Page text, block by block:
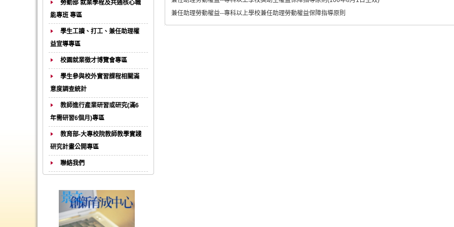
勞動部 就業學程及共通核心職
能專班 專區
學生工讀、打工、兼任助理權
益宣導專區
校園就業徵才博覽會專區
學生參與校外實習課程相關滿
意度調查統計
教師進行產業研習或研究(滿6
年需研習6個月)專區
教育部-大專校院教師教學實踐
研究計畫公開專區
聯絡我們
兼任助理勞動權益--專科以上學校兼任助理勞動權益保障指導原則